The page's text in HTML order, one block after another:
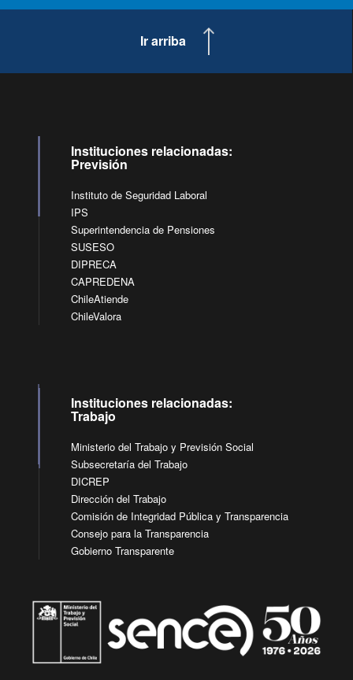
Ir arriba
Instituciones relacionadas:
Previsión
Instituto de Seguridad Laboral
IPS
Superintendencia de Pensiones
SUSESO
DIPRECA
CAPREDENA
ChileAtiende
ChileValora
Instituciones relacionadas:
Trabajo
Ministerio del Trabajo y Previsión Social
Subsecretaría del Trabajo
DICREP
Dirección del Trabajo
Comisión de Integridad Pública y Transparencia
Consejo para la Transparencia
Gobierno Transparente